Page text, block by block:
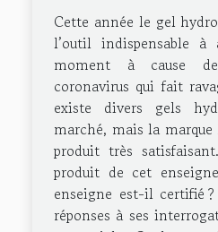
Cette année le gel
l’outil indispensable
moment à cause
coronavirus qui fait
existe divers gels
marché, mais la
produit très
produit de cet
enseigne est-il certifié
réponses à ses